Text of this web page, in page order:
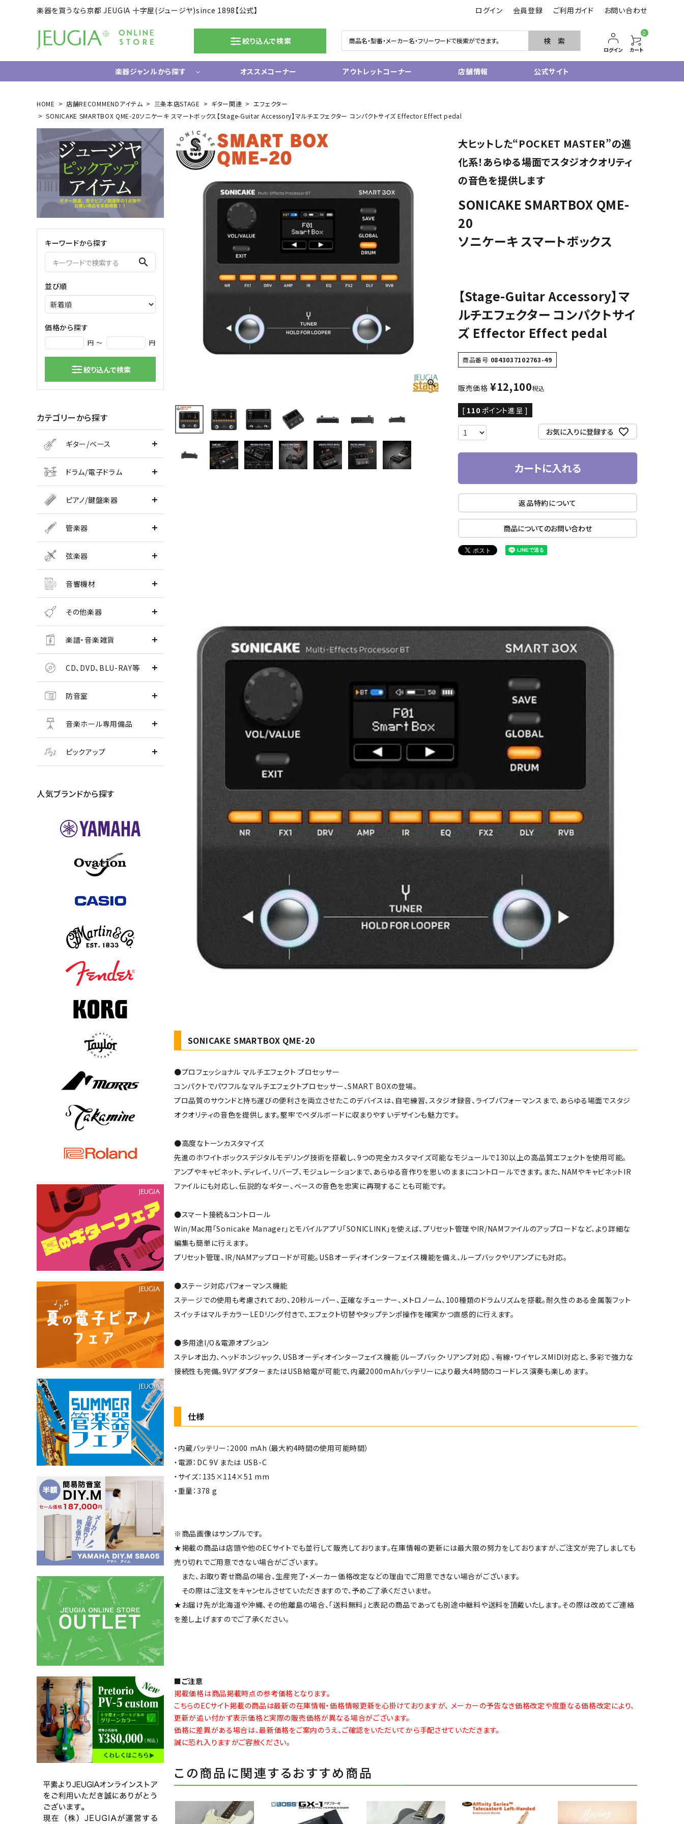
楽器を買うなら京都 JEUGIA 十字屋(ジュージヤ)since 1898【公式】 ログイン 会員登録 ご利用ガイド お問い合わせ
絞り込んで検索 検 索
ログイン
0
カート
楽器ジャンルから探す
ギター/ベース
エレキギター
エレキベース
アコースティックギター
中古ギター・アウトレットギター
ウクレレ
ギター関連小物
アンプ
エフェクター
ライフスタイルグッズ
ドラム/電子ドラム
ドラム
電子ドラム
ハードウェア
グランドピアノ
関連アクセサリー
フルート・ピッコロ
クラリネット
その他木管
その他金管
管楽器小物
弦楽器
バイオリン
ハープ
弦楽器小物
音響機材
シンセサイザー
DAW ／ DTM
その他楽器
ハーモニカ
鍵盤ハーモニカ
CD/楽譜・音楽雑貨
音楽雑貨
オススメコーナー アウトレットコーナー 店舗情報 公式サイト
HOME 店舗RECOMMENDアイテム 三条本店STAGE ギター関連
エフェクター
SONICAKE SMARTBOX QME-20ソニケーキ スマートボックス【Stage-Guitar Accessory】マルチエフェクター コンパクトサイズ Effector Effect pedal
キーワードから探す
search
並び順
価格から探す
円 ～ 円
絞り込んで検索
カテゴリーから探す
ギター/ベース
ドラム/電子ドラム
ピアノ/鍵盤楽器
管楽器
弦楽器
音響機材
その他楽器
楽譜・音楽雑貨
CD、DVD、BLU-RAY等
防音室
音楽ホール専用備品
ピックアップ
人気ブランドから探す
大ヒットした“POCKET MASTER”の進
化系！あらゆる場面でスタジオクオリティ
の音色を提供します
SONICAKE SMARTBOX QME-
20
ソニケーキ スマートボックス
【Stage-Guitar Accessory】マ
ルチエフェクター コンパクトサイ
ズ Effector Effect pedal
商品番号 0843037102763-49
販売価格 ¥12,100税込
[ 110 ポイント進呈 ]
お気に入りに登録する
カートに入れる
返品特約について
商品についてのお問い合わせ
SONICAKE SMARTBOX QME-20
●プロフェッショナル マルチエフェクト プロセッサー
コンパクトでパワフルなマルチエフェクトプロセッサー、SMART BOXの登場。
プロ品質のサウンドと持ち運びの便利さを両立させたこのデバイスは、自宅練習、スタジオ録音、ライブパフォーマンスまで、あらゆる場面でスタジ
オクオリティの音色を提供します。堅牢でペダルボードに収まりやすいデザインも魅力です。
●高度なトーンカスタマイズ
先進のホワイトボックスデジタルモデリング技術を搭載し、9つの完全カスタマイズ可能なモジュールで130以上の高品質エフェクトを使用可能。
アンプやキャビネット、ディレイ、リバーブ、モジュレーションまで、あらゆる音作りを思いのままにコントロールできます。また、NAMやキャビネットIR
ファイルにも対応し、伝説的なギター、ベースの音色を忠実に再現することも可能です。
●スマート接続＆コントロール
Win/Mac用「Sonicake Manager」とモバイルアプリ「SONICLINK」を使えば、プリセット管理やIR/NAMファイルのアップロードなど、より詳細な
編集も簡単に行えます。
プリセット管理、IR/NAMアップロードが可能。USBオーディオインターフェイス機能を備え、ループバックやリアンプにも対応。
●ステージ対応パフォーマンス機能
ステージでの使用も考慮されており、20秒ルーパー、正確なチューナー、メトロノーム、100種類のドラムリズムを搭載。耐久性のある金属製フット
スイッチはマルチカラーLEDリング付きで、エフェクト切替やタップテンポ操作を確実かつ直感的に行えます。
●多用途I/O＆電源オプション
ステレオ出力、ヘッドホンジャック、USBオーディオインターフェイス機能（ループバック・リアンプ対応）、有線・ワイヤレスMIDI対応と、多彩で強力な
接続性も完備。9VアダプターまたはUSB給電が可能で、内蔵2000mAhバッテリーにより最大4時間のコードレス演奏も楽しめます。
仕様
・内蔵バッテリー：2000 mAh（最大約4時間の使用可能時間）
・電源：DC 9V または USB-C
・サイズ：135×114×51 mm
・重量：378 g
※商品画像はサンプルです。
★掲載の商品は店頭や他のECサイトでも並行して販売しております。在庫情報の更新には最大限の努力をしておりますが、ご注文が完了しましても
売り切れでご用意できない場合がございます。
また、お取り寄せ商品の場合、生産完了・メーカー価格改定などの理由でご用意できない場合がございます。
その際はご注文をキャンセルさせていただきますので、予めご了承くださいませ。
★お届け先が北海道や沖縄、その他離島の場合、「送料無料」と表記の商品であっても別途中継料や送料を頂戴いたします。その際は改めてご連絡
を差し上げますのでご了承ください。
■ご注意
掲載価格は商品掲載時点の参考価格となります。
こちらのECサイト掲載の商品は最新の在庫情報・価格情報更新を心掛けておりますが、 メーカーの予告なき価格改定や度重なる価格改定により、
更新が追い付かず表示価格と実際の販売価格が異なる場合がございます。
価格に差異がある場合は、最新価格をご案内のうえ、ご確認をいただいてから手配させていただきます。
誠に恐れ入りますがご容赦ください。
この商品に関連するおすすめ商品